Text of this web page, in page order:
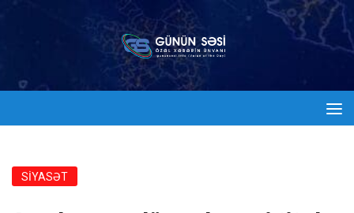
SİYASƏT